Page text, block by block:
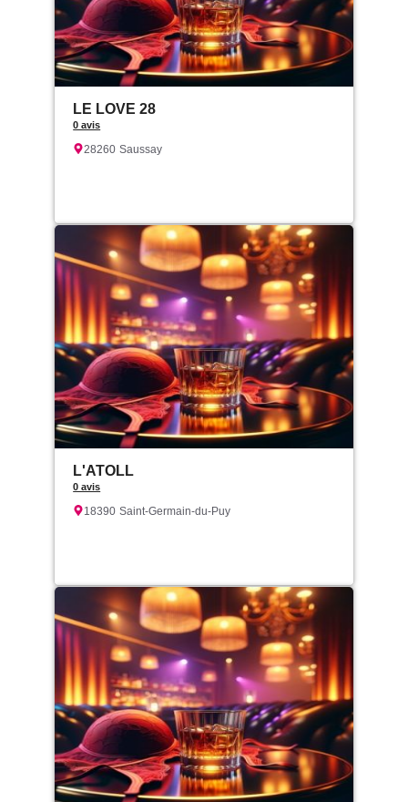
LE LOVE 28
0 avis
28260 Saussay
L'ATOLL
0 avis
18390 Saint-Germain-du-Puy